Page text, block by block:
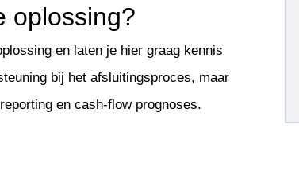
oplossing?
en laten je hier graag kennis
bij het afsluitingsproces, maar
en cash-flow prognoses.